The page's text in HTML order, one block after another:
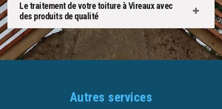
Le traitement de votre toiture à Vireaux avec
des produits de qualité
Autres services